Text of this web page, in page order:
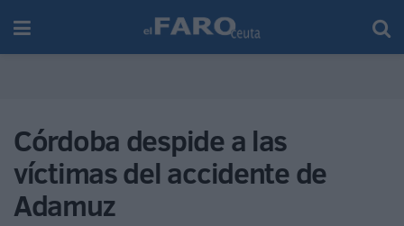
Córdoba despide a las
víctimas del accidente de
Adamuz